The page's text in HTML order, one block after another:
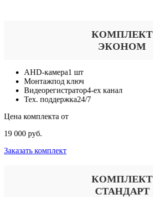
КОМПЛЕКТ
ЭКОНОМ
AHD-камера1 шт
Монтажпод ключ
Видеорегистратор4-ех канал
Тех. поддержка24/7
Цена комплекта от
19 000 руб.
Заказать комплект
КОМПЛЕКТ
СТАНДАРТ